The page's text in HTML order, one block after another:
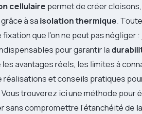
cellulaire permet de créer
à sa isolation thermique.
fixation que l’on ne peut pas
pour garantir la
avantages réels, les limites à
réalisations et conseils pratiques
Vous trouverez ici une méthode pour
sans compromettre l’étanchéité de